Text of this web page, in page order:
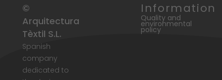
©
Arquitectura
Tèxtil S.L.
Spanish
company
dedicated to
Information
Quality and
environmental
policy